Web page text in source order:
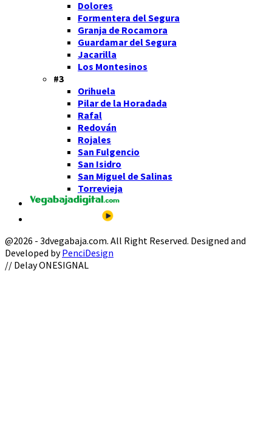
Dolores
Formentera del Segura
Granja de Rocamora
Guardamar del Segura
Jacarilla
Los Montesinos
#3
Orihuela
Pilar de la Horadada
Rafal
Redován
Rojales
San Fulgencio
San Isidro
San Miguel de Salinas
Torrevieja
@2026 - 3dvegabaja.com. All Right Reserved. Designed and
Developed byPenciDesign
Facebook
Twitter
Instagram
Youtube
Email
// Delay ONESIGNAL